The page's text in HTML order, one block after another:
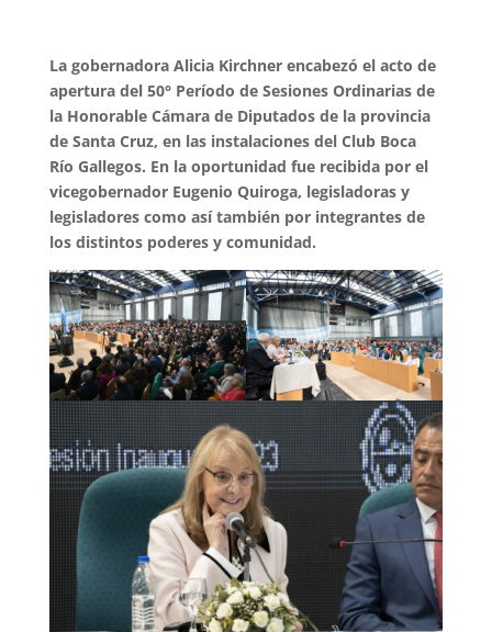
La gobernadora Alicia Kirchner encabezó el acto de
apertura del 50° Período de Sesiones Ordinarias de
la Honorable Cámara de Diputados de la provincia
de Santa Cruz, en las instalaciones del Club Boca
Río Gallegos. En la oportunidad fue recibida por el
vicegobernador Eugenio Quiroga, legisladoras y
legisladores como así también por integrantes de
los distintos poderes y comunidad.